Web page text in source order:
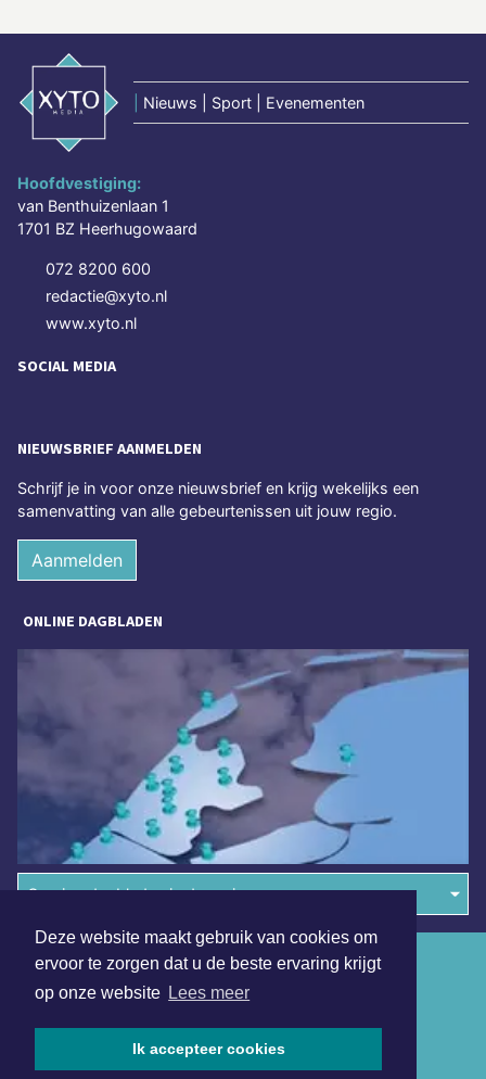
Deze website maakt gebruik van cookies om
ervoor te zorgen dat u de beste ervaring krijgt
op onze website Lees meer
Ik accepteer cookies
Nieuws | Sport | Evenementen
Hoofdvestiging:
van Benthuizenlaan 1
1701 BZ Heerhugowaard
072 8200 600
redactie@xyto.nl
www.xyto.nl
SOCIAL MEDIA
NIEUWSBRIEF AANMELDEN
Schrijf je in voor onze nieuwsbrief en krijg wekelijks een
samenvatting van alle gebeurtenissen uit jouw regio.
Aanmelden
ONLINE DAGBLADEN
Overige dagbladen in de regio
Algemene voorwaarden
Disclaimer